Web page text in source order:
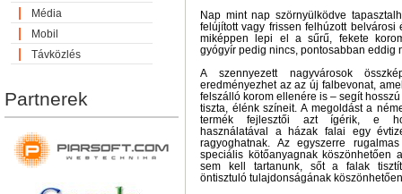
Média
Mobil
Távközlés
Partnerek
Nap mint nap szörnyülködve
felújított vagy frissen felhúzott belvárosi
miképpen lepi el a sűrű, fekete
gyógyír pedig nincs, pontosabban eddig
A szennyezett nagyvárosok
eredményezhet az az új falbevonat,
felszálló korom ellenére is – segít
tiszta, élénk színeit. A megoldást a
termék fejlesztői azt ígérik, e
használatával a házak falai egy
ragyoghatnak. Az egyszerre
speciális kötőanyagnak köszönhetően
sem kell tartanunk, sőt a falak
öntisztuló tulajdonságának